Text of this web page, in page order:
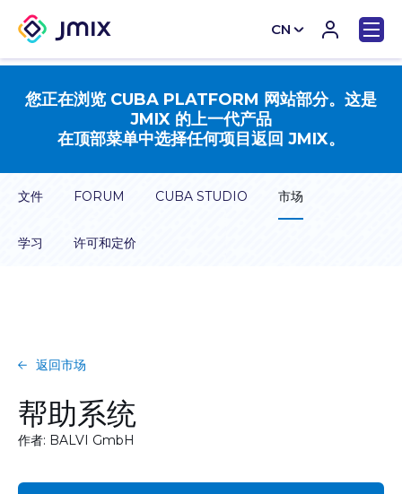
CN
EN
您正在浏览 CUBA PLATFORM 网站部分。这是
JMIX 的上一代产品
在顶部菜单中选择任何项目返回 JMIX。
文件 FORUM CUBA STUDIO 市场
学习 许可和定价
返回市场
帮助系统
作者: BALVI GmbH